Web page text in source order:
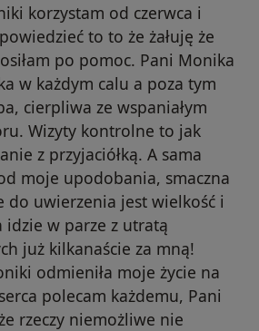
korzystam od czerwca i
to to że żałuję że
po pomoc. Pani Monika
w każdym calu a poza tym
cierpliwa ze wspaniałym
Wizyty kontrolne to jak
z przyjaciółką. A sama
moje upodobania, smaczna
do uwierzenia jest wielkość i
w parze z utratą
już kilkanaście za mną!
odmieniła moje życie na
polecam każdemu, Pani
rzeczy niemożliwe nie